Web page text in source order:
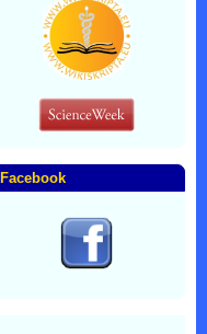
Facebook